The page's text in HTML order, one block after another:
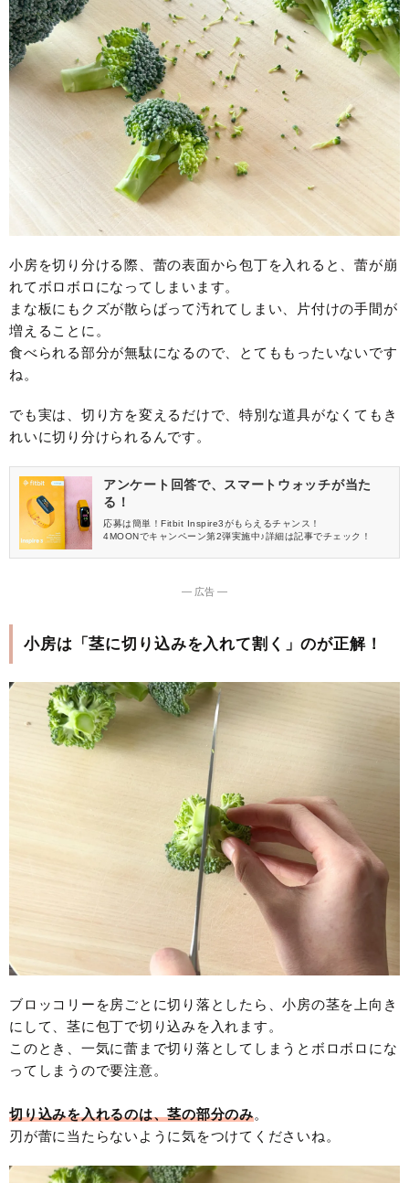
小房を切り分ける際、蕾の表面から包丁を入れると、蕾が崩
れてボロボロになってしまいます。
まな板にもクズが散らばって汚れてしまい、片付けの手間が
増えることに。
食べられる部分が無駄になるので、とてももったいないです
ね。
でも実は、切り方を変えるだけで、特別な道具がなくてもき
れいに切り分けられるんです。
アンケート回答で、スマートウォッチが当た
る！
応募は簡単！Fitbit Inspire3がもらえるチャンス！
4MOONでキャンペーン第2弾実施中♪詳細は記事でチェック！
― 広告 ―
小房は「茎に切り込みを入れて割く」のが正解！
ブロッコリーを房ごとに切り落としたら、小房の茎を上向き
にして、茎に包丁で切り込みを入れます。
このとき、一気に蕾まで切り落としてしまうとボロボロにな
ってしまうので要注意。
切り込みを入れるのは、茎の部分のみ。
刃が蕾に当たらないように気をつけてくださいね。